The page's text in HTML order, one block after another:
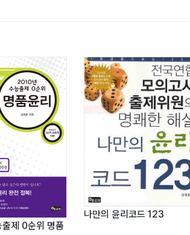
제 0순위 명품
나만의 윤리코드 123